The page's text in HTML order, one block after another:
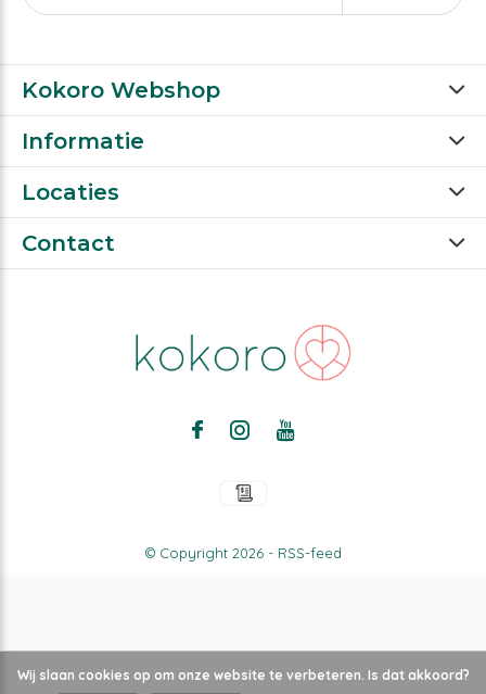
Kokoro Webshop
Informatie
Locaties
Contact
© Copyright 2026- RSS-feed
Wij slaan cookies op om onze website te verbeteren. Is dat akkoord?